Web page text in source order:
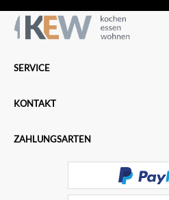
SERVICE
KONTAKT
ZAHLUNGSARTEN